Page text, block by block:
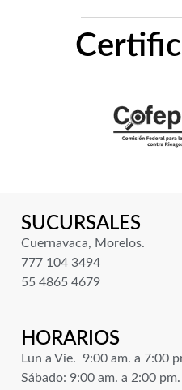
SUCURSALES
Cuernavaca, Morelos.
777 104 3494
55 4865 4679
HORARIOS
Lun a Vie. 9:00 am. a 7:00
Sábado: 9:00 am. a 2:00 pm.